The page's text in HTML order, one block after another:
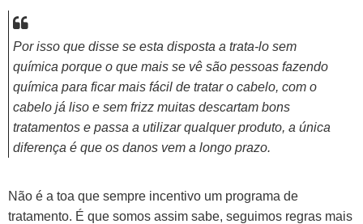
Por isso que disse se esta disposta a trata-lo sem
química porque o que mais se vê são pessoas fazendo
química para ficar mais fácil de tratar o cabelo, com o
cabelo já liso e sem frizz muitas descartam bons
tratamentos e passa a utilizar qualquer produto, a única
diferença é que os danos vem a longo prazo.
Não é a toa que sempre incentivo um programa de
tratamento. É que somos assim sabe, seguimos regras mais